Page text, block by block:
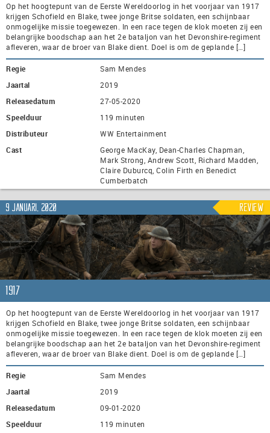
Op het hoogtepunt van de Eerste Wereldoorlog in het voorjaar van 1917
krijgen Schofield en Blake, twee jonge Britse soldaten, een schijnbaar
onmogelijke missie toegewezen. In een race tegen de klok moeten zij een
belangrijke boodschap aan het 2e bataljon van het Devonshire-regiment
afleveren, waar de broer van Blake dient. Doel is om de geplande […]
Regie
Sam Mendes
Jaartal
2019
Releasedatum
27-05-2020
Speelduur
119 minuten
Distributeur
WW Entertainment
Cast
George MacKay, Dean-Charles Chapman,
Mark Strong, Andrew Scott, Richard Madden,
Claire Duburcq, Colin Firth en Benedict
Cumberbatch
9 januari, 2020 Review
1917
Op het hoogtepunt van de Eerste Wereldoorlog in het voorjaar van 1917
krijgen Schofield en Blake, twee jonge Britse soldaten, een schijnbaar
onmogelijke missie toegewezen. In een race tegen de klok moeten zij een
belangrijke boodschap aan het 2e bataljon van het Devonshire-regiment
afleveren, waar de broer van Blake dient. Doel is om de geplande […]
Regie
Sam Mendes
Jaartal
2019
Releasedatum
09-01-2020
Speelduur
119 minuten